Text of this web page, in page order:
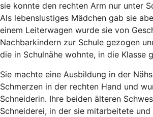
sie konnte den rechten Arm nur unter
Als lebenslustiges Mädchen gab sie
einem Leiterwagen wurde sie von
Nachbarkindern zur Schule gezogen
die in Schulnähe wohnte, in die Klasse
Sie machte eine Ausbildung in der
Schmerzen in der rechten Hand und
Schneiderin. Ihre beiden älteren
Schneiderei, in der sie mitarbeitete